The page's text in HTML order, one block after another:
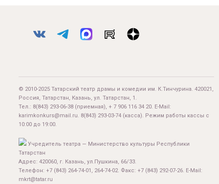
© 2010-2025 Татарский театр драмы и комедии им. К.Тинчурина. 420021,
Россия, Татарстан, Казань, ул. Татарстан, 1.
Тел.: 8(843) 293-06-38 (приемная), + 7 906 116 34 20. E-Mail:
karimkonkurs@mail.ru. 8(843) 293-03-74 (касса). Режим работы кассы с
10:00 до 19:00.
Учредитель театра — Министерство культуры Республики
Татарстан
Адрес: 420060, г. Казань, ул.Пушкина, 66/33.
Телефон: +7 (843) 264-74-01, 264-74-02. Факс: +7 (843) 292-07-26. E-Mail:
mkrt@tatar.ru